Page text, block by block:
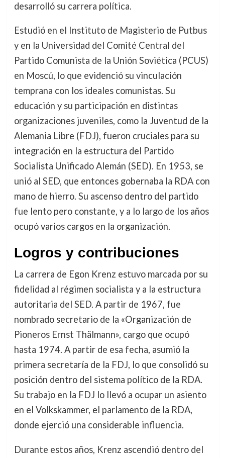
desarrolló su carrera política.
Estudió en el Instituto de Magisterio de Putbus
y en la Universidad del Comité Central del
Partido Comunista de la Unión Soviética (PCUS)
en Moscú, lo que evidenció su vinculación
temprana con los ideales comunistas. Su
educación y su participación en distintas
organizaciones juveniles, como la Juventud de la
Alemania Libre (FDJ), fueron cruciales para su
integración en la estructura del Partido
Socialista Unificado Alemán (SED). En 1953, se
unió al SED, que entonces gobernaba la RDA con
mano de hierro. Su ascenso dentro del partido
fue lento pero constante, y a lo largo de los años
ocupó varios cargos en la organización.
Logros y contribuciones
La carrera de Egon Krenz estuvo marcada por su
fidelidad al régimen socialista y a la estructura
autoritaria del SED. A partir de 1967, fue
nombrado secretario de la «Organización de
Pioneros Ernst Thälmann», cargo que ocupó
hasta 1974. A partir de esa fecha, asumió la
primera secretaría de la FDJ, lo que consolidó su
posición dentro del sistema político de la RDA.
Su trabajo en la FDJ lo llevó a ocupar un asiento
en el Volkskammer, el parlamento de la RDA,
donde ejerció una considerable influencia.
Durante estos años, Krenz ascendió dentro del